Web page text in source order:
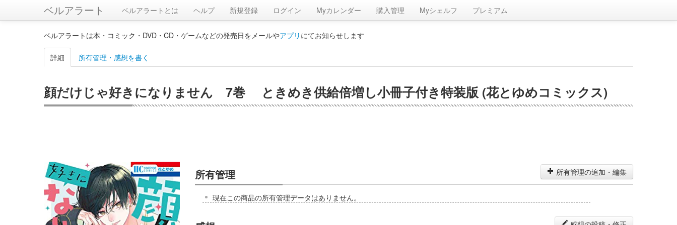
ベルアラート ベルアラートとは ヘルプ 新規登録 ログイン Myカレンダー 購入管理 Myシェルフ プレミアム
ベルアラートは本・コミック・DVD・CD・ゲームなどの発売日をメールやアプリ にてお知らせします
詳細 所有管理・感想を書く
顔だけじゃ好きになりません 7巻 ときめき供給倍増し小冊子付き特装版 (花とゆめコミックス)
所有管理 所有管理の追加・編集
現在この商品の所有管理データはありません。